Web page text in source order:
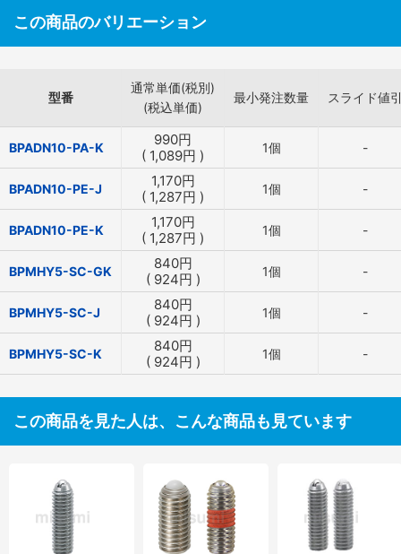
この商品のバリエーション
型番
通常単価(税別)
(税込単価)
最小発注数量 スライド値
BPADN10-PA-K 990円
( 1,089円 ) 1個 -
BPADN10-PE-J 1,170円
( 1,287円 ) 1個 -
BPADN10-PE-K 1,170円
( 1,287円 ) 1個 -
BPMHY5-SC-GK 840円
( 924円 ) 1個 -
BPMHY5-SC-J 840円
( 924円 ) 1個 -
BPMHY5-SC-K 840円
( 924円 ) 1個 -
この商品を見た人は、こんな商品も見ています